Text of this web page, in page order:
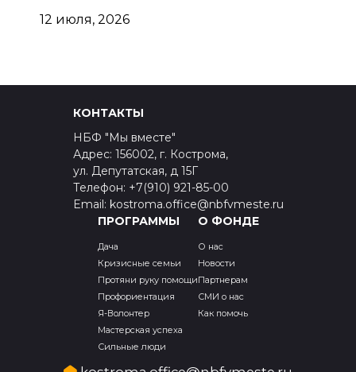
12 июля, 2026
КОНТАКТЫ
НБФ "Мы вместе"
Адрес: 156002, г. Кострома,
ул. Депутатская, д 15Г
Телефон: +7(910) 921-85-00
Email: kostroma.office@nbfvmeste.ru
ПРОГРАММЫ
Дача
Кризисные семьи
Протяни руку помощи
Профориентация
Я-Волонтер
Мастерская успеха
Сильные люди
О ФОНДЕ
О нас
Новости
Партнерам
СМИ о нас
Как помочь